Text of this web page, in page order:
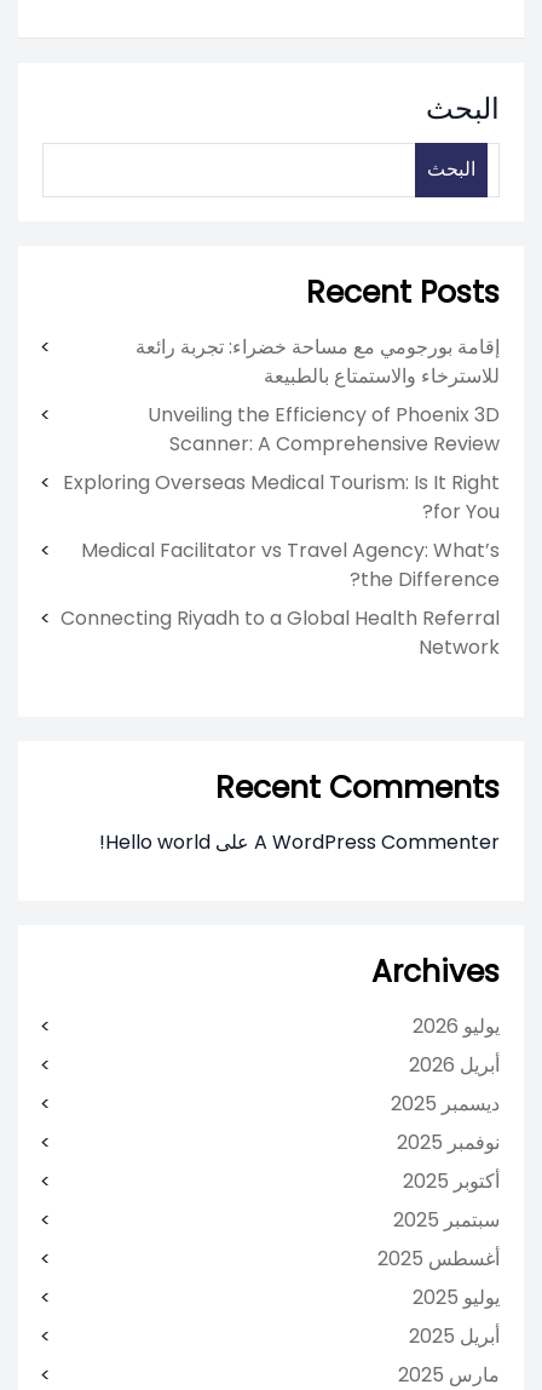
البحث
البحث
Recent Posts
إقامة بورجومي مع مساحة خضراء: تجربة رائعة
للاسترخاء والاستمتاع بالطبيعة
Unveiling the Efficiency of Phoenix 3D
Scanner: A Comprehensive Review
Exploring Overseas Medical Tourism: Is It Right
for You?
Medical Facilitator vs Travel Agency: What’s
the Difference?
Connecting Riyadh to a Global Health Referral
Network
Recent Comments
A WordPress Commenter على Hello world!
Archives
يوليو 2026
أبريل 2026
ديسمبر 2025
نوفمبر 2025
أكتوبر 2025
سبتمبر 2025
أغسطس 2025
يوليو 2025
أبريل 2025
مارس 2025